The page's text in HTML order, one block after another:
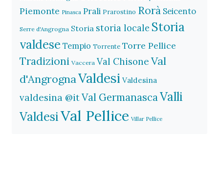
Piemonte Pinasca Prali Prarostino Rorà Seicento
Serre d'Angrogna Storia storia locale Storia
valdese Tempio Torrente Torre Pellice
Tradizioni Vaccera Val Chisone Val
d'AngrognaValdesi Valdesina
valdesina @itVal GermanascaValli
ValdesiVal Pellice Villar Pellice